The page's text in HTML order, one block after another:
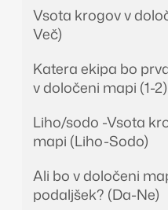
Vsota krogov v
Več)
Katera ekipa bo
v določeni mapi (1-2)
Liho/sodo -Vsota
mapi (Liho-Sodo)
Ali bo v določeni
podaljšek? (Da-Ne)